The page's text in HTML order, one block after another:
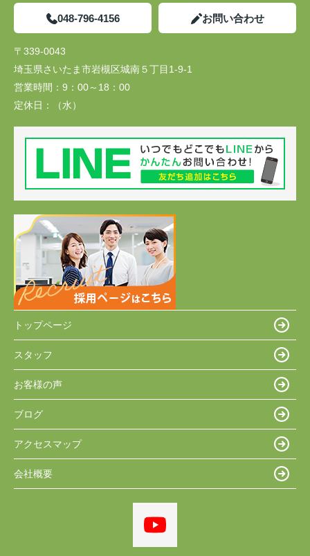
048-796-4156 お問い合わせ
〒339-0043
埼玉県さいたま市岩槻区城南５丁目1-9-1
営業時間： 9：00～18：00
定休日：
（水）
トップページ
スタッフ
お客様の声
ブログ
アクセスマップ
会社概要